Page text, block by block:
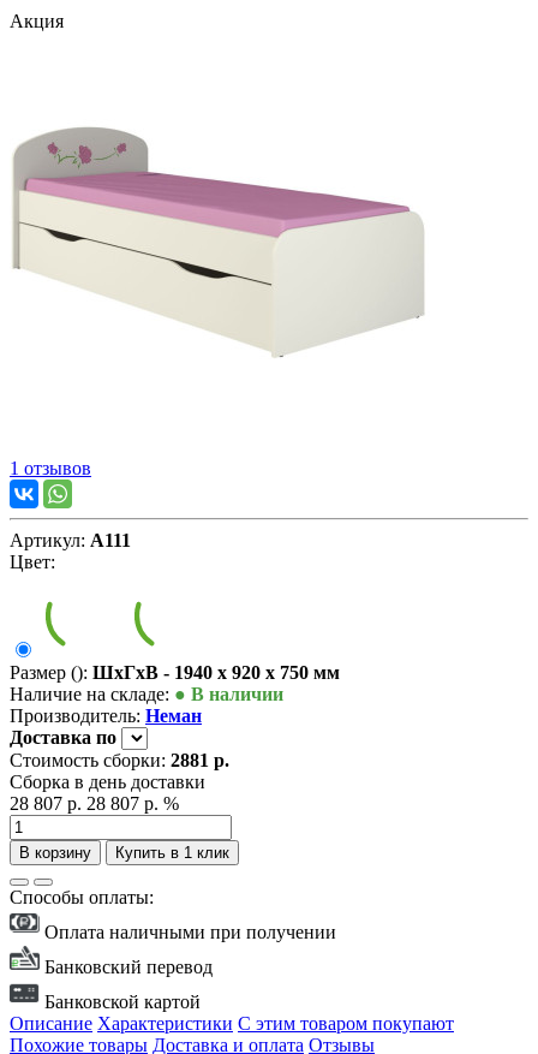
Акция
1 отзывов
Артикул: А111
Цвет:
Размер (): ШxГxВ - 1940 x 920 x 750 мм
Наличие на складе: ● В наличии
Производитель: Неман
Доставка по
Стоимость сборки: 2881 р.
Сборка в день доставки
28 807 р. 28 807 р. %
В корзину Купить в 1 клик
Способы оплаты:
Оплата наличными при получении
Банковский перевод
Банковской картой
Описание Характеристики С этим товаром покупают
Похожие товары Доставка и оплата Отзывы